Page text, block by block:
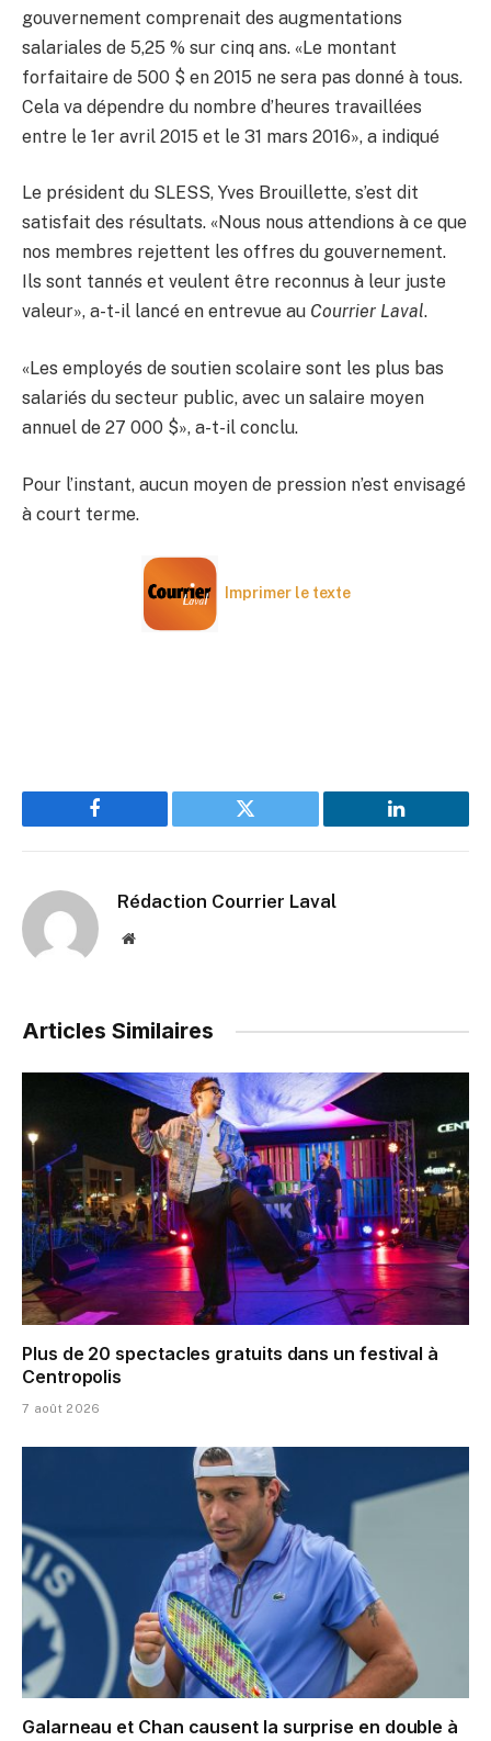
gouvernement comprenait des augmentations
salariales de 5,25 % sur cinq ans. «Le montant
forfaitaire de 500 $ en 2015 ne sera pas donné à tous.
Cela va dépendre du nombre d’heures travaillées
entre le 1er avril 2015 et le 31 mars 2016», a indiqué
Le président du SLESS, Yves Brouillette, s’est dit
satisfait des résultats. «Nous nous attendions à ce que
nos membres rejettent les offres du gouvernement.
Ils sont tannés et veulent être reconnus à leur juste
valeur», a-t-il lancé en entrevue au Courrier Laval.
«Les employés de soutien scolaire sont les plus bas
salariés du secteur public, avec un salaire moyen
annuel de 27 000 $», a-t-il conclu.
Pour l’instant, aucun moyen de pression n’est envisagé
à court terme.
Imprimer le texte
Facebook Twitter LinkedIn
Rédaction Courrier Laval
Website
Articles Similaires
Plus de 20 spectacles gratuits dans un festival à
Centropolis
7 août 2026
Galarneau et Chan causent la surprise en double à